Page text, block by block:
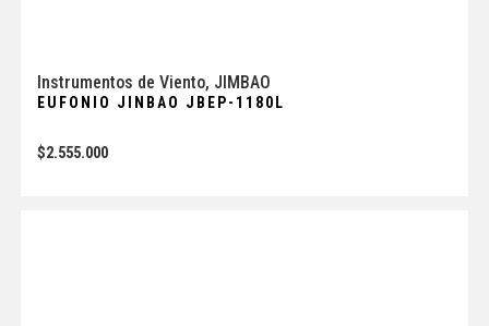
Instrumentos de Viento, JIMBAO
EUFONIO JINBAO JBEP-1180L
$2.555.000